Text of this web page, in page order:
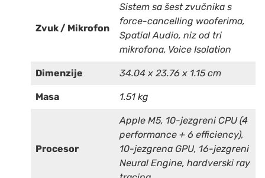
Zvuk / Mikrofon
Sistem sa šest zvučnika s
force-cancelling wooferima,
Spatial Audio, niz od tri
mikrofona, Voice Isolation
Dimenzije 34.04 x 23.76 x 1.15 cm
Masa 1.51 kg
Procesor
Apple M5, 10-jezgreni CPU (4
performance + 6 efficiency),
10-jezgrena GPU, 16-jezgreni
Neural Engine, hardverski ray